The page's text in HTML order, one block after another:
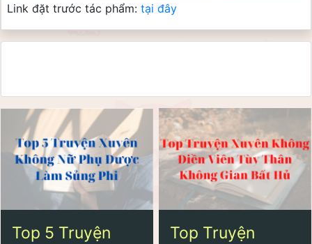
Link đặt trước tác phẩm: tại đây
Top 5 Truyện
Top Truyện